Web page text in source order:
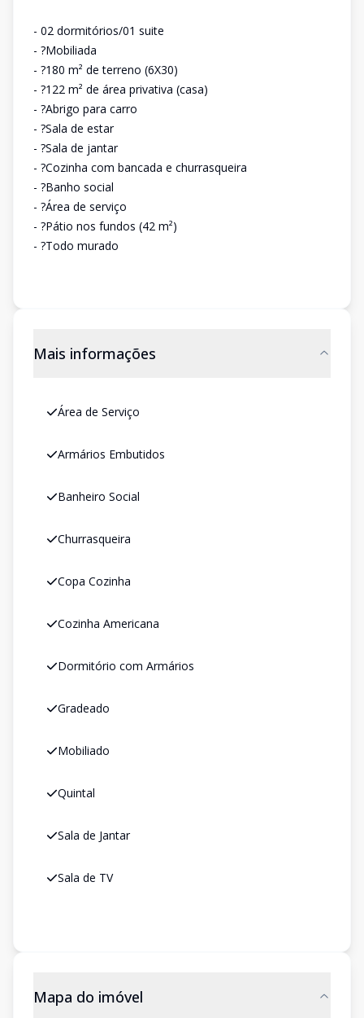
- 02 dormitórios/01 suite
- ?Mobiliada
- ?180 m² de terreno (6X30)
- ?122 m² de área privativa (casa)
- ?Abrigo para carro
- ?Sala de estar
- ?Sala de jantar
- ?Cozinha com bancada e churrasqueira
- ?Banho social
- ?Área de serviço
- ?Pátio nos fundos (42 m²)
- ?Todo murado
Mais informações
Área de Serviço
Armários Embutidos
Banheiro Social
Churrasqueira
Copa Cozinha
Cozinha Americana
Dormitório com Armários
Gradeado
Mobiliado
Quintal
Sala de Jantar
Sala de TV
Mapa do imóvel